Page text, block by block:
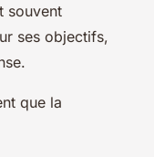
souvent
ses objectifs,
que la